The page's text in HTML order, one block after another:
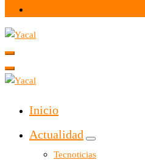
Yacal micro hosting
Inicio
Actualidad
Tecnoticias